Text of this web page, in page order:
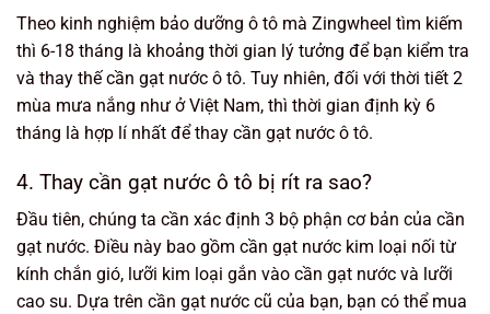
Theo kinh nghiệm bảo dưỡng ô tô mà Zingwheel tìm kiếm
thì 6-18 tháng là khoảng thời gian lý tưởng để bạn kiểm tra
và thay thế cần gạt nước ô tô. Tuy nhiên, đối với thời tiết 2
mùa mưa nắng như ở Việt Nam, thì thời gian định kỳ 6
tháng là hợp lí nhất để thay cần gạt nước ô tô.
4. Thay cần gạt nước ô tô bị rít ra sao?
Đầu tiên, chúng ta cần xác định 3 bộ phận cơ bản của cần
gạt nước. Điều này bao gồm cần gạt nước kim loại nối từ
kính chắn gió, lưỡi kim loại gắn vào cần gạt nước và lưỡi
cao su. Dựa trên cần gạt nước cũ của bạn, bạn có thể mua